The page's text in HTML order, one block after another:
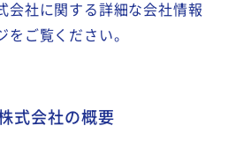
社に関する詳細な会社情報
をご覧ください。
式会社の概要